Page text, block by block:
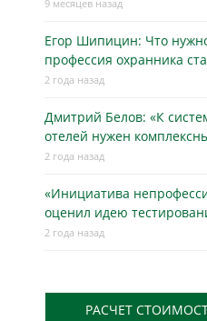
9 месяцев назад
Егор Шипицин: Что
профессия охранника
2 года назад
Дмитрий Белов: «К
отелей нужен
2 года назад
«Инициатива
оценил идею
2 года назад
РАСЧЕТ